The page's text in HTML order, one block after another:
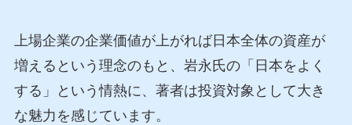
上場企業の企業価値が上がれば日本全体の資産が
増えるという理念のもと、岩永氏の「日本をよく
する」という情熱に、著者は投資対象として大き
な魅力を感じています。